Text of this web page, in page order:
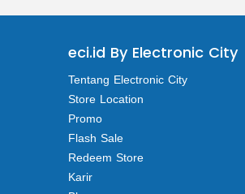
eci.id By Electronic City
Tentang Electronic City
Store Location
Promo
Flash Sale
Redeem Store
Karir